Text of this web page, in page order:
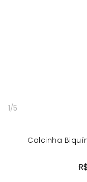
1/5
Calcinha